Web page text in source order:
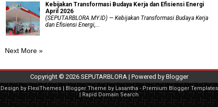
Kebijakan Transformasi Budaya Kerja dan Efisiensi Energi
April 2026
(SEPUTARBLORA.MY.ID) — Kebijakan Transformasi Budaya Kerja
dan Efisiensi Energi,...
Next More »
Copyright © 2026 SEPUTARBLORA | Powered by Blogger
Design by FlexiThemes| Blogger Theme by Lasantha-Premium Blogger Templates
|Rapid Domain Search